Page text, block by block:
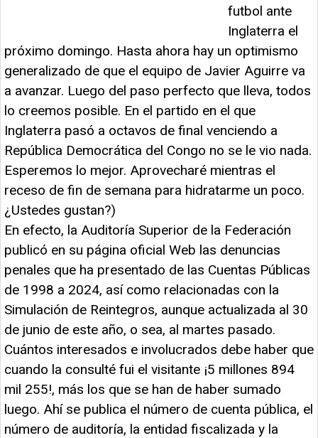
futbol ante
Inglaterra el
próximo domingo. Hasta ahora hay un optimismo
generalizado de que el equipo de Javier Aguirre va
a avanzar. Luego del paso perfecto que lleva, todos
lo creemos posible. En el partido en el que
Inglaterra pasó a octavos de final venciendo a
República Democrática del Congo no se le vio nada.
Esperemos lo mejor. Aprovecharé mientras el
receso de fin de semana para hidratarme un poco.
¿Ustedes gustan?)
En efecto, la Auditoría Superior de la Federación
publicó en su página oficial Web las denuncias
penales que ha presentado de las Cuentas Públicas
de 1998 a 2024, así como relacionadas con la
Simulación de Reintegros, aunque actualizada al 30
de junio de este año, o sea, al martes pasado.
Cuántos interesados e involucrados debe haber que
cuando la consulté fui el visitante ¡5 millones 894
mil 255!, más los que se han de haber sumado
luego. Ahí se publica el número de cuenta pública, el
número de auditoría, la entidad fiscalizada y la